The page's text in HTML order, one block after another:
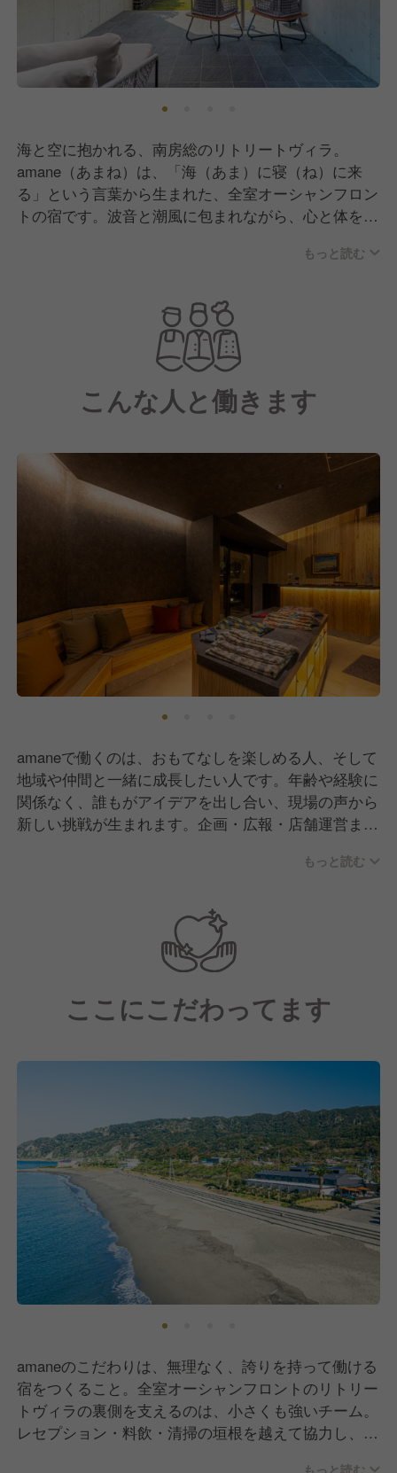
海と空に抱かれる、南房総のリトリートヴィラ。
amane（あまね）は、「海（あま）に寝（ね）に来
る」という言葉から生まれた、全室オーシャンフロン
トの宿です。波音と潮風に包まれながら、心と体を整
地元・房州の漁港で仕入れる魚介や、近隣農家の旬野
もっと読む
こんな人と働きます
amaneで働くのは、おもてなしを楽しめる人、そして
地域や仲間と一緒に成長したい人です。年齢や経験に
関係なく、誰もがアイデアを出し合い、現場の声から
新しい挑戦が生まれます。企画・広報・店舗運営まで
す。スタッフの中には、東京や地方から移住してきた
で暮らしながら働くという生き方を選んだ人たちが活
躍中。お客様に喜んでもらうことはもちろん、自分た
ちもこの場所を心から楽しむ。そんな仲間が集まるチ
もっと読む
ここにこだわってます
amaneのこだわりは、無理なく、誇りを持って働ける
宿をつくること。全室オーシャンフロントのリトリー
トヴィラの裏側を支えるのは、小さくも強いチーム。
レセプション・料飲・清掃の垣根を越えて協力し、お
もっと読む